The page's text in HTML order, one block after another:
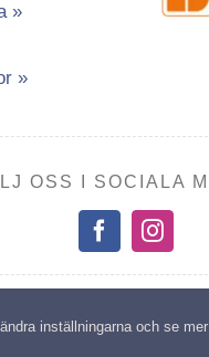
»
»
OSS I SOCIALA
& Miljöutbildning i
inställningarna och se